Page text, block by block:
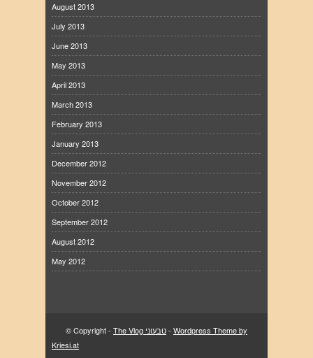
August 2013
July 2013
June 2013
May 2013
April 2013
March 2013
February 2013
January 2013
December 2012
November 2012
October 2012
September 2012
August 2012
May 2012
© Copyright - The Vlog טבעוני- Wordpress Theme by
Kriesi.at